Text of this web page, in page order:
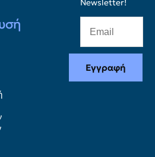
Newsletter!
Εγγραφή